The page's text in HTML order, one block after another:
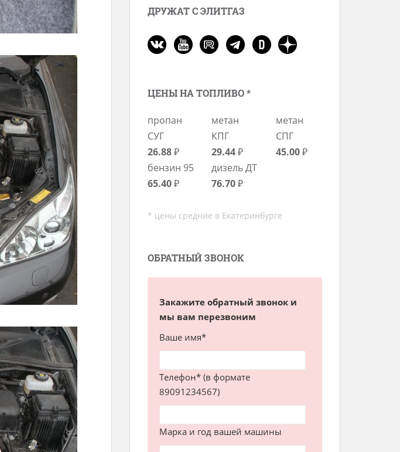
ДРУЖАТ С ЭЛИТГАЗ
ЦЕНЫ НА ТОПЛИВО *
пропан
СУГ
26.88₽
метан
КПГ
29.44₽
метан
СПГ
45.00₽
бензин 95
65.40₽
дизель ДТ
76.70₽
* цены средние в Екатеринбурге
ОБРАТНЫЙ ЗВОНОК
Закажите обратный звонок и
мы вам перезвоним
Ваше имя*
Телефон* (в формате
89091234567)
Марка и год вашей машины